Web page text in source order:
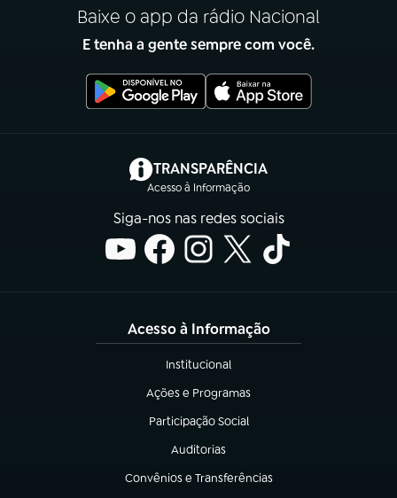
Baixe o app da rádio Nacional
E tenha a gente sempre com você.
TRANSPARÊNCIA
Acesso à Informação
(abre em nova aba)
Siga-nos nas redes sociais
Acesso à Informação
Institucional
(abre em nova aba)
Ações e Programas
(abre em nova aba)
Participação Social
(abre em nova aba)
Auditorias
(abre em nova aba)
Convênios e Transferências
(abre em nova aba)